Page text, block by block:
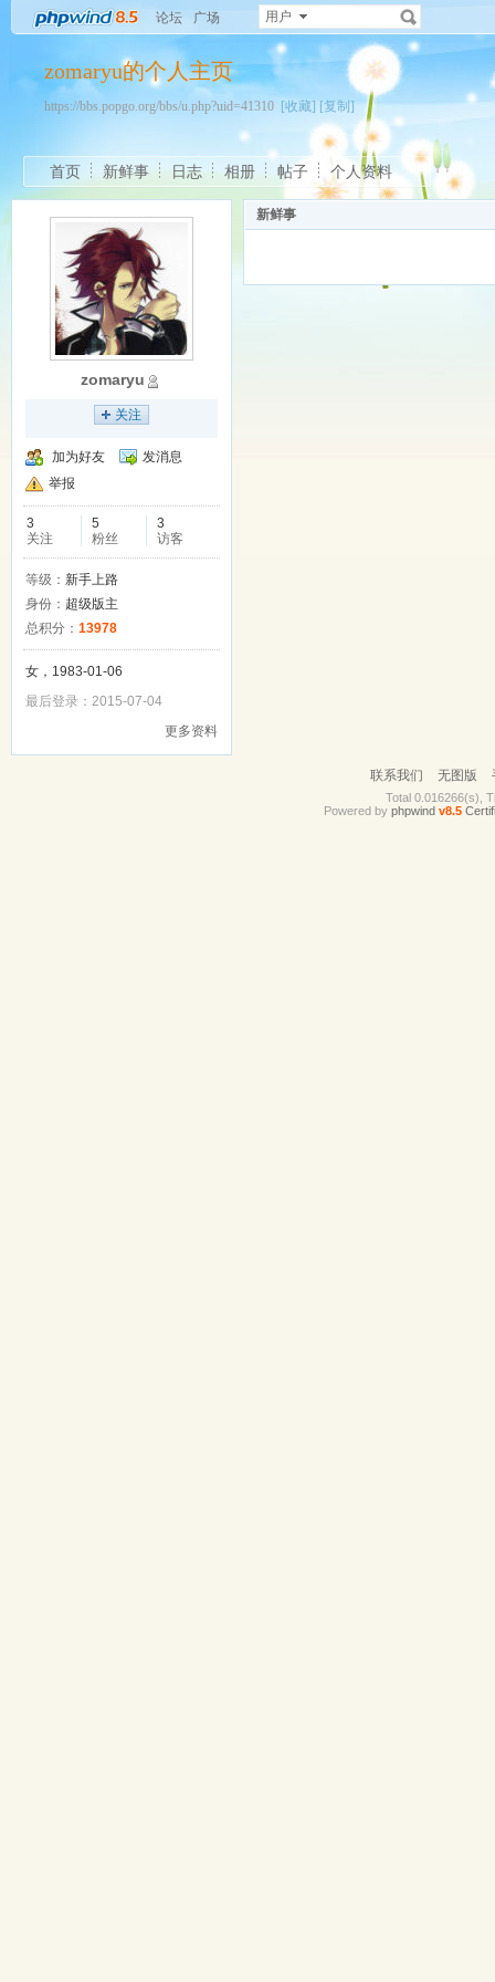
论坛 广场 用户
zomaryu的个人主页
https://bbs.popgo.org/bbs/u.php?uid=41310 [收藏] [复制]
首页 新鲜事 日志 相册 帖子 个人资料
zomaryu
关注
加为好友
发消息
举报
3
关注
5
粉丝
3
访客
等级： 新手上路
身份： 超级版主
总积分： 13978
女，1983-01-06
最后登录：2015-07-04
更多资料
新鲜事
联系我们 无图版
Total 0.016266(s),
Powered by phpwind v8.5